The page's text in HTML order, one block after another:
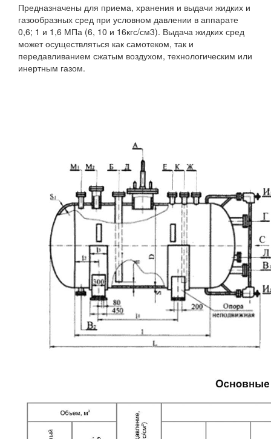
Предназначены для приема, хранения и выдачи жидких и
газообразных сред при условном давлении в аппарате
0,6; 1 и 1,6 МПа (6, 10 и 16кгс/см3). Выдача жидких сред
может осуществляться как самотеком, так и
передавливанием сжатым воздухом, технологическим или
инертным газом.